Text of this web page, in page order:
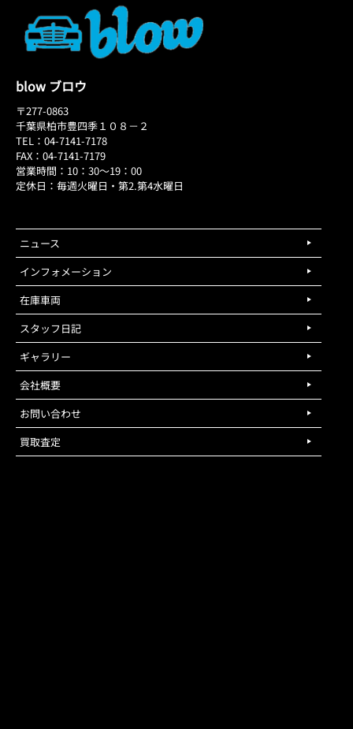
blow ブロウ
〒277-0863
千葉県柏市豊四季１０８－２
TEL：04-7141-7178
FAX：04-7141-7179
営業時間：10：30～19：00
定休日：毎週火曜日・第2.第4水曜日
ニュース
インフォメーション
在庫車両
スタッフ日記
ギャラリー
会社概要
お問い合わせ
買取査定